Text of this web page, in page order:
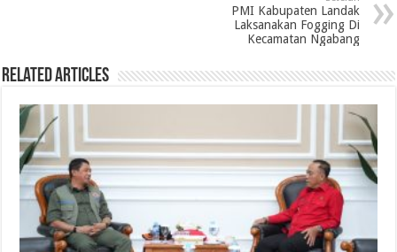
PMI Kabupaten Landak
Laksanakan Fogging Di
Kecamatan Ngabang
Related Articles